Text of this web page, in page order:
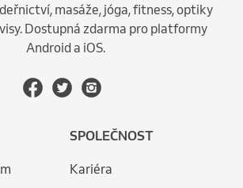
masáže, jóga, fitness, optiky
Dostupná zdarma pro platformy
Android a iOS.
SPOLEČNOST
Kariéra